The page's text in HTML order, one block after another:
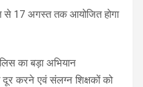
से 17 अगस्त तक आयोजित होगा
का बड़ा अभियान
करने एवं संलग्न शिक्षकों को